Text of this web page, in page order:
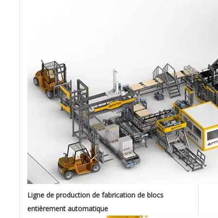
Ligne de production de fabrication de blocs
entièrement automatique